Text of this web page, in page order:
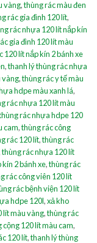
vàng,thùng rác màu đen
rác gia đình 120 lít,
rác nhựa 120 lít nắp kín
gia đình 120 lít màu
120 lít nắp kín 2 bánh xe
,thanh lý thùng rác nhựa
vàng,thùng rác y tế màu
hdpe màu xanh lá,
rác nhựa 120 lít màu
rác nhựa hdpe 120
cam,thùng rác công
rác 120 lít,thùng rác
thùng rác nhựa 120 lít
2 bánh xe,thùng rác
rác công viên 120 lít
rác bệnh viện 120 lít
hdpe 120l,xả kho
lít màu vàng,thùng rác
cộng 120 lít màu cam,
120 lít,thanh lý thùng